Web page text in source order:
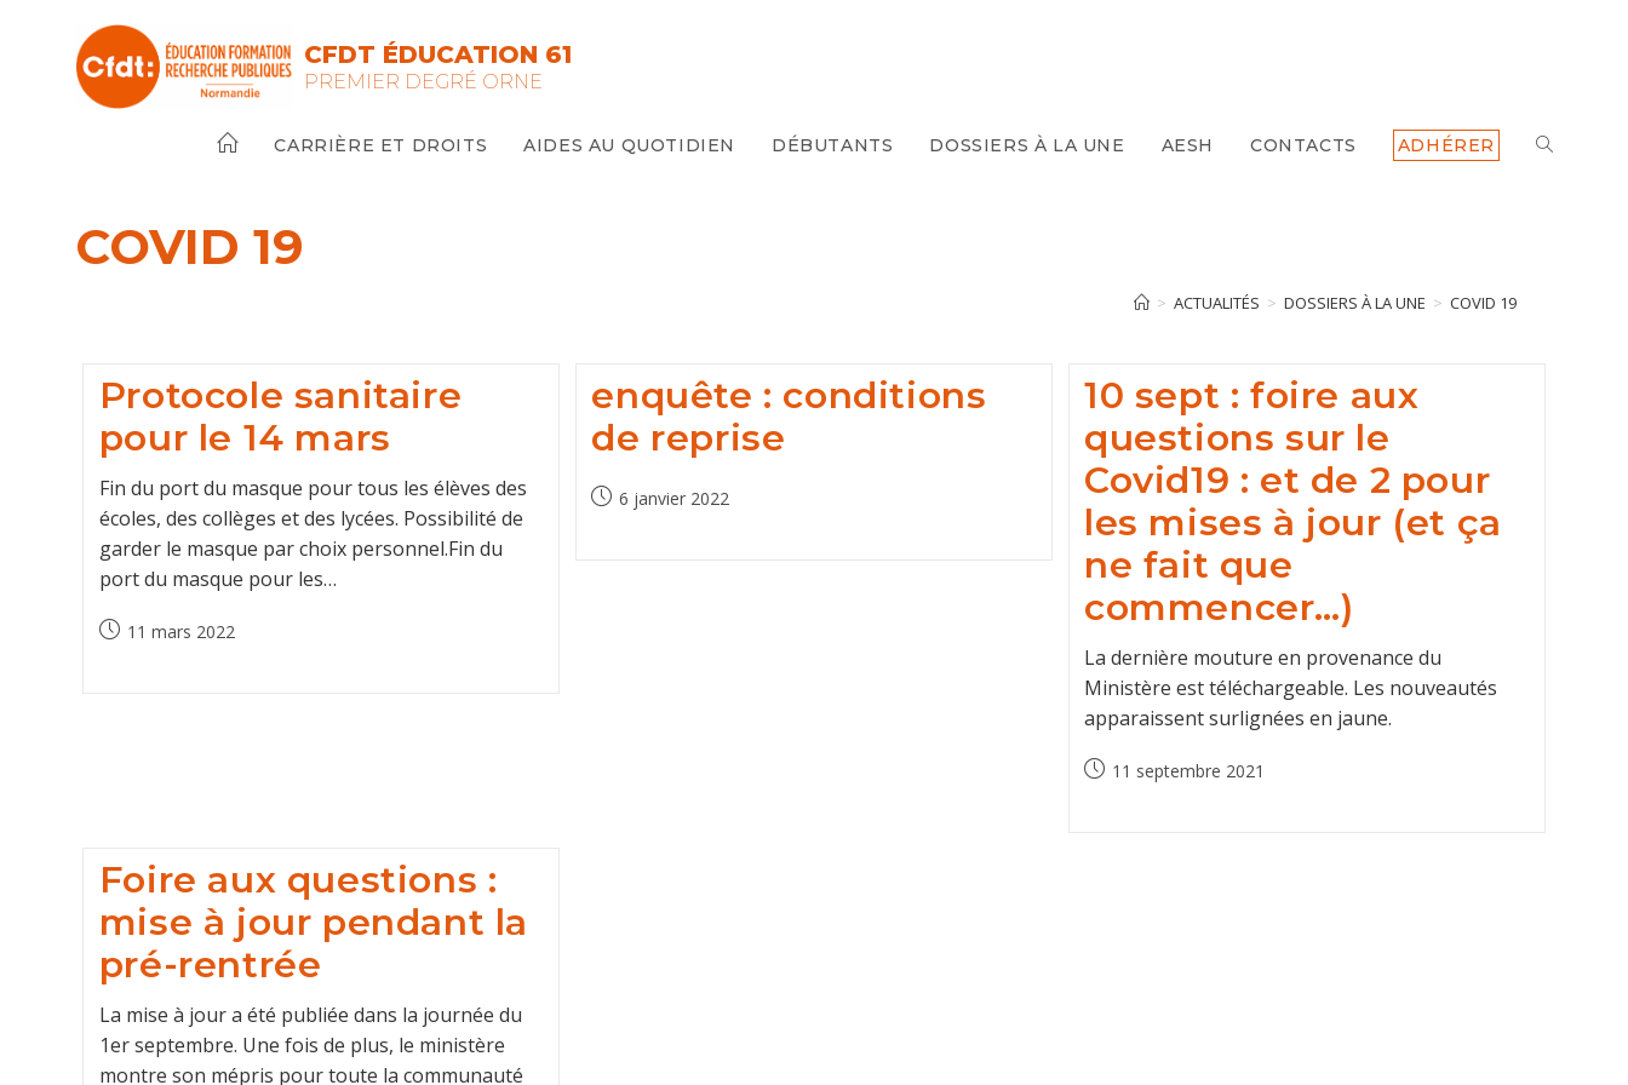
CFDT ÉDUCATION 61
PREMIER DEGRÉ ORNE
CARRIÈRE ET DROITS AIDES AU QUOTIDIEN DÉBUTANTS DOSSIERS À LA UNE AESH CONTACTS ADHÉRER TOGGLE
COVID 19
> ACTUALITÉS > DOSSIERS À LA UNE > COVID 19
Protocole sanitaire
pour le 14 mars
Fin du port du masque pour tous les élèves des
écoles, des collèges et des lycées. Possibilité de
garder le masque par choix personnel.Fin du
port du masque pour les…
Post11 mars 2022
enquête : conditions
de reprise
Post6 janvier 2022
10 sept : foire aux
questions sur le
Covid19 : et de 2 pour
les mises à jour (et ça
ne fait que
commencer…)
La dernière mouture en provenance du
Ministère est téléchargeable. Les nouveautés
apparaissent surlignées en jaune.
Post11 septembre 2021
Foire aux questions :
mise à jour pendant la
pré-rentrée
La mise à jour a été publiée dans la journée du
1er septembre. Une fois de plus, le ministère
montre son mépris pour toute la communauté